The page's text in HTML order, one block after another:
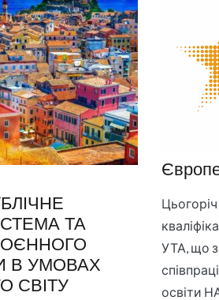
ТА
В УМОВАХ
СВІТУ
УТА, що
освіти